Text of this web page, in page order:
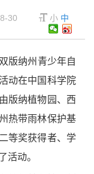
30 小 中
版纳州青少年自
动在中国科学院
版纳植物园、 西
热带雨林保护基
等奖获得者、学
活动。